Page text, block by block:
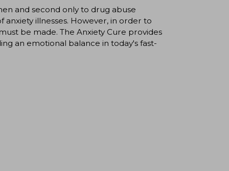
and second only to drug abuse
illnesses. However, in order to
be made. The Anxiety Cure provides
an emotional balance in today's fast-